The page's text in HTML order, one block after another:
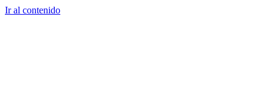
Ir al contenido